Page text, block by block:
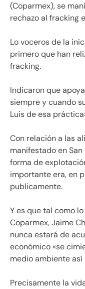
(Coparmex), se
rechazo al fracking
Lo voceros de la
primero que han
fracking.
Indicaron que
siempre y cuando
Luis de esa
Con relación a las
manifestado en
forma de
importante era, en
publicamente.
Y es que tal como
Coparmex, Jaime
nunca estará de
económico «se
medio ambiente así
Precisamente la